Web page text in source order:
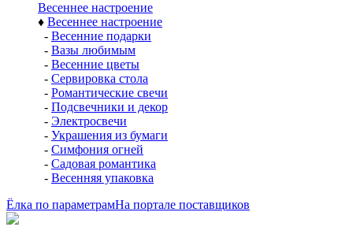
Весеннее настроение
♦ Весеннее настроение
- Весенние подарки
- Вазы любимым
- Весенние цветы
- Сервировка стола
- Романтические свечи
- Подсвечники и декор
- Электросвечи
- Украшения из бумаги
- Симфония огней
- Садовая романтика
- Весенняя упаковка
Ёлка по параметрамНа портале поставщиков